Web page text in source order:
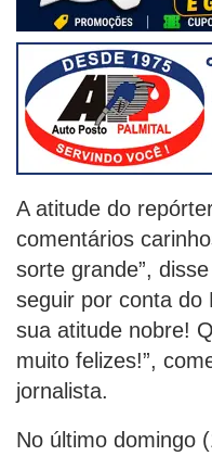
A atitude do
comentários
sorte grande”,
seguir por conta do
sua atitude nobre!
muito felizes!”,
jornalista.
No último domingo